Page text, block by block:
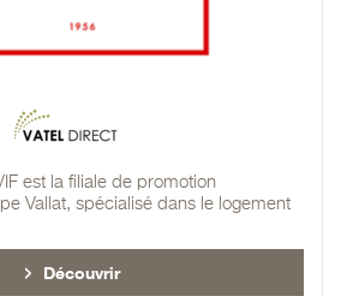
est la filiale de promotion
Vallat, spécialisé dans le logement
Découvrir